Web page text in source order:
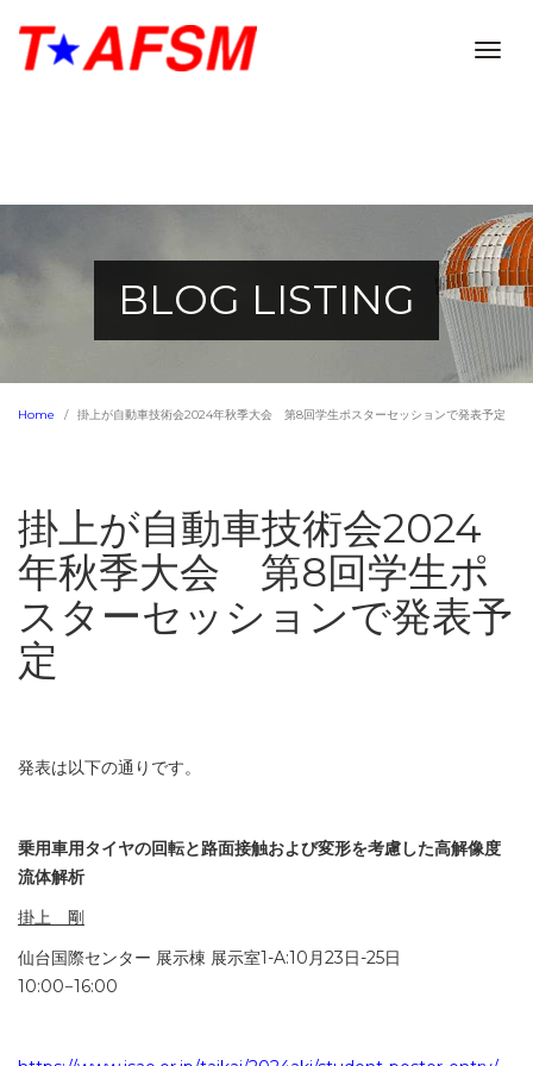
BLOG LISTING
Home 掛上が自動車技術会2024年秋季大会 第8回学生ポスターセッションで発表予定
掛上が自動車技術会2024
年秋季大会 第8回学生ポ
スターセッションで発表予
定
発表は以下の通りです。
乗用車用タイヤの回転と路面接触および変形を考慮した高解像度
流体解析
掛上 剛
仙台国際センター 展示棟 展示室1-A:10月23日-25日
10:00−16:00